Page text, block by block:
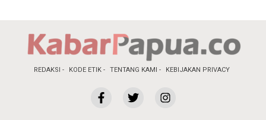
REDAKSI KODE ETIK TENTANG KAMI KEBIJAKAN PRIVACY